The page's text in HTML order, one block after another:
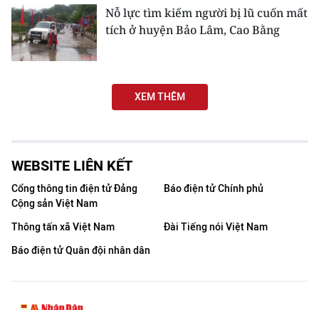
DU LỊCH
THẾ GIỚI
KHOA HỌC - CÔNG NGHỆ
BẠN ĐỌC
KIỂM CHỨNG THÔNG TIN
Nỗ lực tìm kiếm người bị lũ cuốn mất
tích ở huyện Bảo Lâm, Cao Bằng
XEM THÊM
WEBSITE LIÊN KẾT
Cổng thông tin điện tử Đảng
Cộng sản Việt Nam
Báo điện tử Chính phủ
Thông tấn xã Việt Nam
Đài Tiếng nói Việt Nam
Báo điện tử Quân đội nhân dân